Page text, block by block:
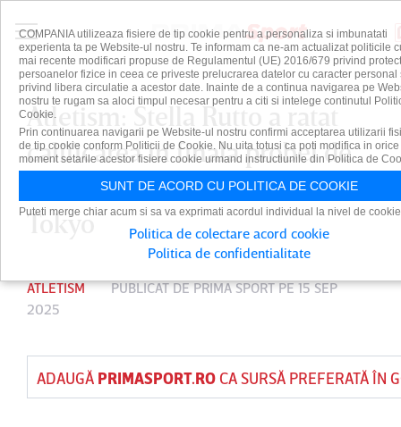
Atletism: Stella Rutto a ratat
calificarea în finala probei de
3000 m obstacole, la CM de la
Tokyo
ATLETISM PUBLICAT DEPRIMA SPORTPE 15 SEP
2025
ADAUGĂ PRIMASPORT.ROCA SURSĂ PREFERATĂ ÎN
COMPANIA utilizeaza fisiere de tip cookie pentru a personaliza si imbunatati
experienta ta pe Website-ul nostru. Te informam ca ne-am actualizat politicile
mai recente modificari propuse de Regulamentul (UE) 2016/679 privind
persoanelor fizice in ceea ce priveste prelucrarea datelor cu caracter personal
privind libera circulatie a acestor date. Inainte de a continua navigarea pe
nostru te rugam sa aloci timpul necesar pentru a citi si intelege continutul
Cookie.
Prin continuarea navigarii pe Website-ul nostru confirmi acceptarea utilizarii
de tip cookie conform Politicii de Cookie. Nu uita totusi ca poti modifica in orice
moment setarile acestor fisiere cookie urmand instructiunile din Politica de
SUNT DE ACORD CU POLITICA DE COOKIE
Puteti merge chiar acum si sa va exprimati acordul individual la nivel de
Politica de colectare acord cookie
Politica de confidentialitate